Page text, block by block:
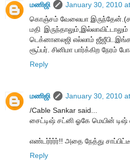
மணிஜி
January 30, 2010
கொஞ்சம் வேலையா
மதி
டெக்னானலஜி எல்லாம்
சூப்பர். சினிமா பார்க்கிற நேரம்
Reply
மணிஜி
January 30, 2010
/Cable Sankar said...
சைட்டிஷ் சட்னி ஓகே மெயின் டிஷ்
எண்டர்ர்ர்ர்!! அதை நேத்து
Reply